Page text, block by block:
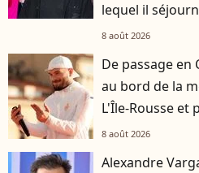
lequel il
8 août 2026
De passage en
au bord de la
L'Île-Rousse et
8 août 2026
Alexandre